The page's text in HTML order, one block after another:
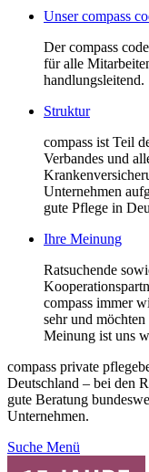
Unser compass
Der compass
für alle
handlungsleitend.
Struktur
compass ist Teil
Verbandes und
Unternehmen
gute Pflege in
Ihre Meinung
Ratsuchende
compass immer
sehr und
Meinung ist uns
compass private
Deutschland – bei den
gute Beratung
Unternehmen.
Suche Menü